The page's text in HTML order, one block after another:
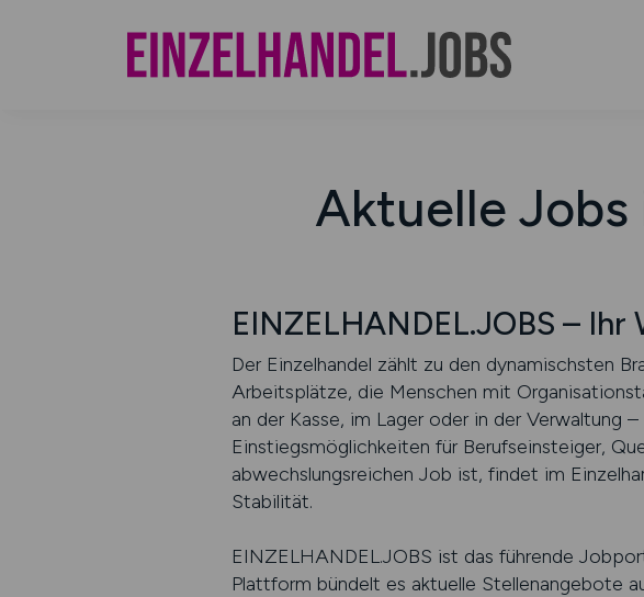
Aktuelle Jobs
EINZELHANDEL.JOBS –
Der Einzelhandel zählt zu den dynamischsten
Arbeitsplätze, die Menschen mit
an der Kasse, im Lager oder in der
Einstiegsmöglichkeiten für Berufseinsteiger,
abwechslungsreichen Job ist, findet im
Stabilität.
EINZELHANDEL.JOBS ist das führende
Plattform bündelt es aktuelle Stellenangebote